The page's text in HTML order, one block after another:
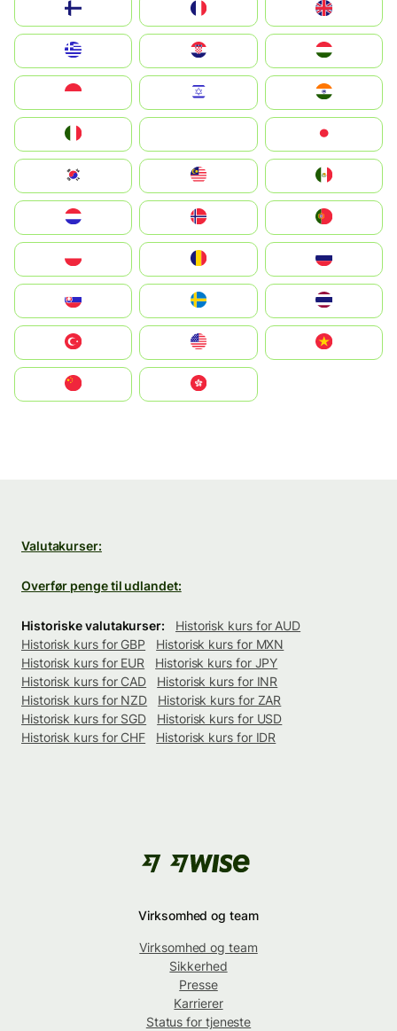
United Kingdom
Magyarország
South Korea
United States
中國香港特別行政區
Valutakurser:
Overfør penge til udlandet:
Historiske valutakurser:
Historisk kurs for AUD
Historisk kurs for GBP
Historisk kurs for MXN
Historisk kurs for EUR
Historisk kurs for JPY
Historisk kurs for CAD
Historisk kurs for INR
Historisk kurs for NZD
Historisk kurs for ZAR
Historisk kurs for SGD
Historisk kurs for USD
Historisk kurs for CHF
Historisk kurs for IDR
Virksomhed og team
Virksomhed og team
Sikkerhed
Presse
Karrierer
Status for tjeneste